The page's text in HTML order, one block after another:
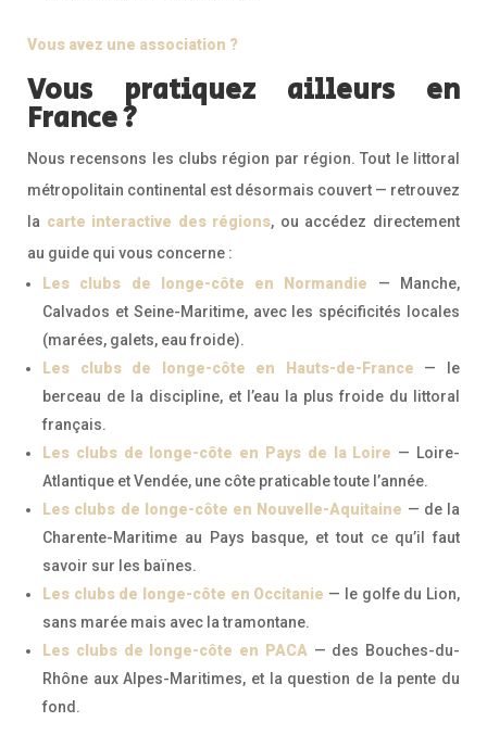
Vous avez une association ?
Vous pratiquez ailleurs en
France ?
Nous recensons les clubs région par région. Tout le littoral
métropolitain continental est désormais couvert — retrouvez
la carte interactive des régions, ou accédez directement
au guide qui vous concerne :
Les clubs de longe-côte en Normandie — Manche,
Calvados et Seine-Maritime, avec les spécificités locales
(marées, galets, eau froide).
Les clubs de longe-côte en Hauts-de-France — le
berceau de la discipline, et l’eau la plus froide du littoral
français.
Les clubs de longe-côte en Pays de la Loire — Loire-
Atlantique et Vendée, une côte praticable toute l’année.
Les clubs de longe-côte en Nouvelle-Aquitaine — de la
Charente-Maritime au Pays basque, et tout ce qu’il faut
savoir sur les baïnes.
Les clubs de longe-côte en Occitanie — le golfe du Lion,
sans marée mais avec la tramontane.
Les clubs de longe-côte en PACA — des Bouches-du-
Rhône aux Alpes-Maritimes, et la question de la pente du
fond.